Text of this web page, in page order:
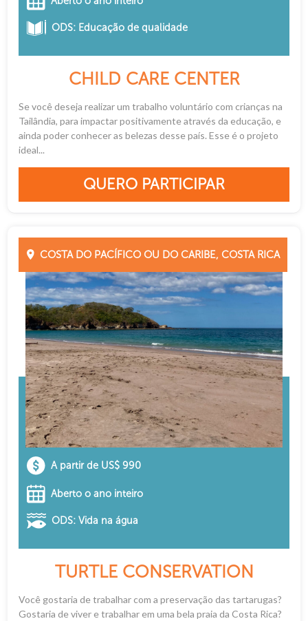
ODS: Educação de qualidade
CHILD CARE CENTER
Se você deseja realizar um trabalho voluntário com crianças na
Tailândia, para impactar positivamente através da educação, e
ainda poder conhecer as belezas desse país. Esse é o projeto
ideal...
QUERO PARTICIPAR
COSTA DO PACÍFICO OU DO CARIBE, COSTA RICA
A partir de US$ 990
Aberto o ano inteiro
ODS: Vida na água
TURTLE CONSERVATION
Você gostaria de trabalhar com a preservação das tartarugas?
Gostaria de viver e trabalhar em uma bela praia da Costa Rica?